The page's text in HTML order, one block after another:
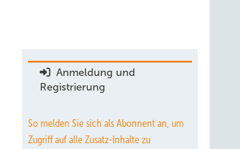
Anmeldung und
Registrierung
So melden Sie sich als Abonnent an, um
Zugriff auf alle Zusatz-Inhalte zu